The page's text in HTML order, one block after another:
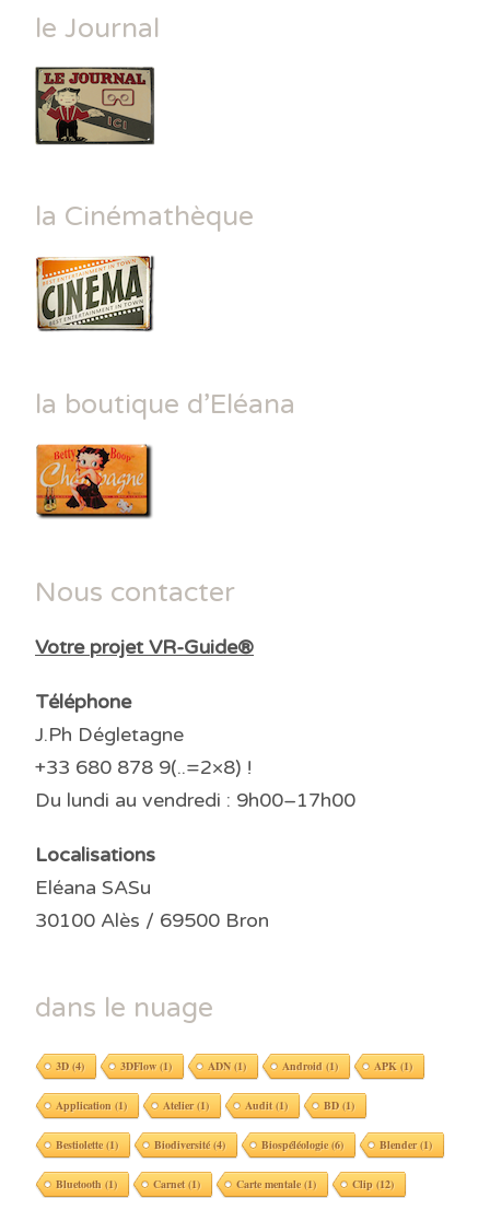
le Journal
la Cinémathèque
la boutique d’Eléana
Nous contacter
Votre projet VR-Guide®
Téléphone
J.Ph Dégletagne
+33 680 878 9(..=2×8) !
Du lundi au vendredi : 9h00–17h00
Localisations
Eléana SASu
30100 Alès / 69500 Bron
dans le nuage
3D(4) 3DFlow(1) ADN(1) Android (1) APK (1)
Application (1) Atelier(1) Audit(1) BD(1)
Bestiolette(1) Biodiversité(4) Biospéléologie(6) Blender(1)
Bluetooth (1) Carnet(1) Carte mentale(1) Clip (12)